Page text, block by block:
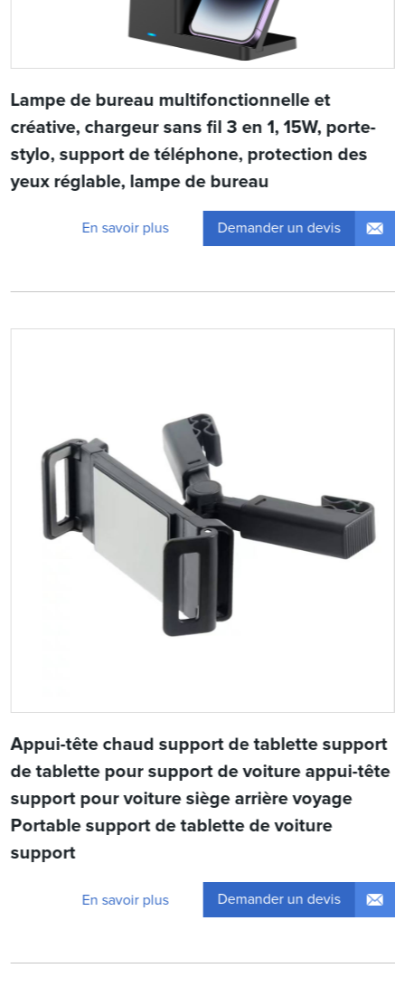
Lampe de bureau multifonctionnelle et
créative, chargeur sans fil 3 en 1, 15W, porte-
stylo, support de téléphone, protection des
yeux réglable, lampe de bureau
En savoir plus Demander un devis
Appui-tête chaud support de tablette support
de tablette pour support de voiture appui-tête
support pour voiture siège arrière voyage
Portable support de tablette de voiture
support
En savoir plus Demander un devis